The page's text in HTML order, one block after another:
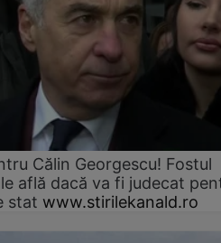
Călin Georgescu! Fostul
află dacă va fi judecat
stat www.stirilekanald.ro